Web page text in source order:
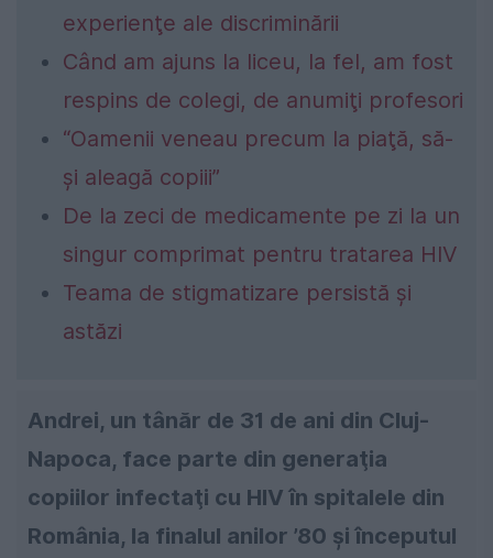
experienţe ale discriminării
Când am ajuns la liceu, la fel, am fost
respins de colegi, de anumiţi profesori
“Oamenii veneau precum la piaţă, să-
şi aleagă copiii”
De la zeci de medicamente pe zi la un
singur comprimat pentru tratarea HIV
Teama de stigmatizare persistă şi
astăzi
Andrei, un tânăr de 31 de ani din Cluj-
Napoca, face parte din generaţia
copiilor infectaţi cu HIV în spitalele din
România, la finalul anilor ’80 şi începutul